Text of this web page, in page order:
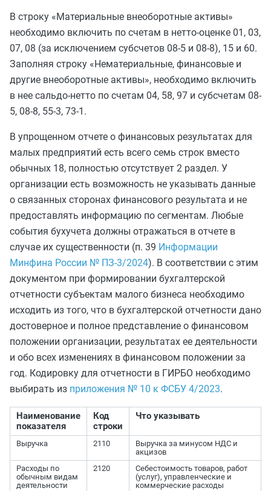
В строку «Материальные внеоборотные активы»
необходимо включить по счетам в нетто-оценке 01, 03,
07, 08 (за исключением субсчетов 08-5 и 08-8), 15 и 60.
Заполняя строку «Нематериальные, финансовые и
другие внеоборотные активы», необходимо включить
в нее сальдо-нетто по счетам 04, 58, 97 и субсчетам 08-
5, 08-8, 55-3, 73-1.
В упрощенном отчете о финансовых результатах для
малых предприятий есть всего семь строк вместо
обычных 18, полностью отсутствует 2 раздел. У
организации есть возможность не указывать данные
о связанных сторонах финансового результата и не
предоставлять информацию по сегментам. Любые
события бухучета должны отражаться в отчете в
случае их существенности (п. 39 Информации
Минфина России № ПЗ-3/2024). В соответствии с этим
документом при формировании бухгалтерской
отчетности субъектам малого бизнеса необходимо
исходить из того, что в бухгалтерской отчетности дано
достоверное и полное представление о финансовом
положении организации, результатах ее деятельности
и обо всех изменениях в финансовом положении за
год. Кодировку для отчетности в ГИРБО необходимо
выбирать из приложения № 10 к ФСБУ 4/2023.
Наименование
показателя
Код
строки
Что указывать
Выручка 2110
Выручка за минусом НДС и
акцизов
Расходы по
обычным видам
деятельности
2120
Себестоимость товаров, работ
(услуг), управленческие и
коммерческие расходы